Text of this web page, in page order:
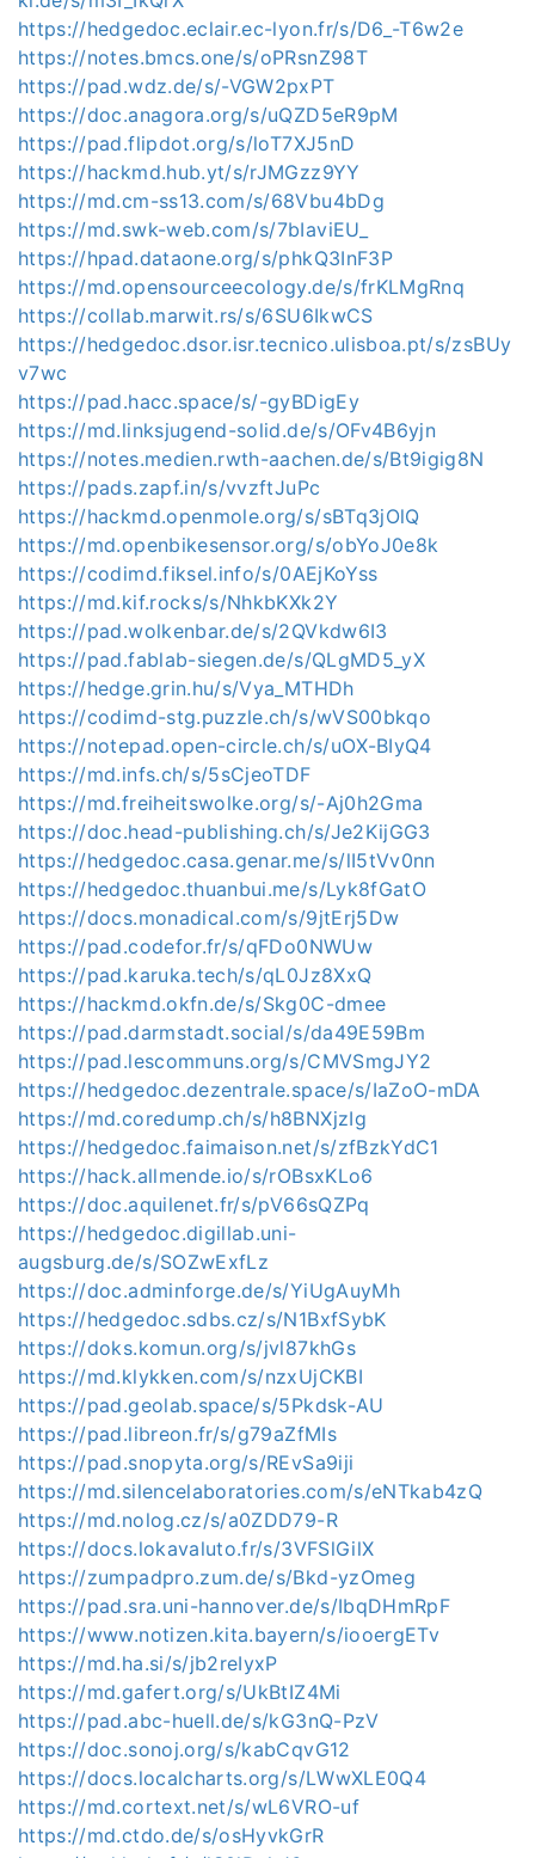
https://hedgedoc.eclair.ec-lyon.fr/s/D6_-T6w2e
https://notes.bmcs.one/s/oPRsnZ98T
https://pad.wdz.de/s/-VGW2pxPT
https://doc.anagora.org/s/uQZD5eR9pM
https://pad.flipdot.org/s/loT7XJ5nD
https://hackmd.hub.yt/s/rJMGzz9YY
https://md.cm-ss13.com/s/68Vbu4bDg
https://md.swk-web.com/s/7bIaviEU_
https://hpad.dataone.org/s/phkQ3InF3P
https://md.opensourceecology.de/s/frKLMgRnq
https://collab.marwit.rs/s/6SU6IkwCS
https://hedgedoc.dsor.isr.tecnico.ulisboa.pt/s/zsBUy
v7wc
https://pad.hacc.space/s/-gyBDigEy
https://md.linksjugend-solid.de/s/OFv4B6yjn
https://notes.medien.rwth-aachen.de/s/Bt9igig8N
https://pads.zapf.in/s/vvzftJuPc
https://hackmd.openmole.org/s/sBTq3jOlQ
https://md.openbikesensor.org/s/obYoJ0e8k
https://codimd.fiksel.info/s/0AEjKoYss
https://md.kif.rocks/s/NhkbKXk2Y
https://pad.wolkenbar.de/s/2QVkdw6I3
https://pad.fablab-siegen.de/s/QLgMD5_yX
https://hedge.grin.hu/s/Vya_MTHDh
https://codimd-stg.puzzle.ch/s/wVS00bkqo
https://notepad.open-circle.ch/s/uOX-BIyQ4
https://md.infs.ch/s/5sCjeoTDF
https://md.freiheitswolke.org/s/-Aj0h2Gma
https://doc.head-publishing.ch/s/Je2KijGG3
https://hedgedoc.casa.genar.me/s/lI5tVv0nn
https://hedgedoc.thuanbui.me/s/Lyk8fGatO
https://docs.monadical.com/s/9jtErj5Dw
https://pad.codefor.fr/s/qFDo0NWUw
https://pad.karuka.tech/s/qL0Jz8XxQ
https://hackmd.okfn.de/s/Skg0C-dmee
https://pad.darmstadt.social/s/da49E59Bm
https://pad.lescommuns.org/s/CMVSmgJY2
https://hedgedoc.dezentrale.space/s/IaZoO-mDA
https://md.coredump.ch/s/h8BNXjzIg
https://hedgedoc.faimaison.net/s/zfBzkYdC1
https://hack.allmende.io/s/rOBsxKLo6
https://doc.aquilenet.fr/s/pV66sQZPq
https://hedgedoc.digillab.uni-
augsburg.de/s/SOZwExfLz
https://doc.adminforge.de/s/YiUgAuyMh
https://hedgedoc.sdbs.cz/s/N1BxfSybK
https://doks.komun.org/s/jvl87khGs
https://md.klykken.com/s/nzxUjCKBI
https://pad.geolab.space/s/5Pkdsk-AU
https://pad.libreon.fr/s/g79aZfMIs
https://pad.snopyta.org/s/REvSa9iji
https://md.silencelaboratories.com/s/eNTkab4zQ
https://md.nolog.cz/s/a0ZDD79-R
https://docs.lokavaluto.fr/s/3VFSlGilX
https://zumpadpro.zum.de/s/Bkd-yzOmeg
https://pad.sra.uni-hannover.de/s/IbqDHmRpF
https://www.notizen.kita.bayern/s/iooergETv
https://md.ha.si/s/jb2reIyxP
https://md.gafert.org/s/UkBtIZ4Mi
https://pad.abc-huell.de/s/kG3nQ-PzV
https://doc.sonoj.org/s/kabCqvG12
https://docs.localcharts.org/s/LWwXLE0Q4
https://md.cortext.net/s/wL6VRO-uf
https://md.ctdo.de/s/osHyvkGrR